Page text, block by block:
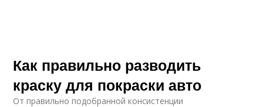
Как правильно разводить
краску для покраски авто
От правильно подобранной консистенции